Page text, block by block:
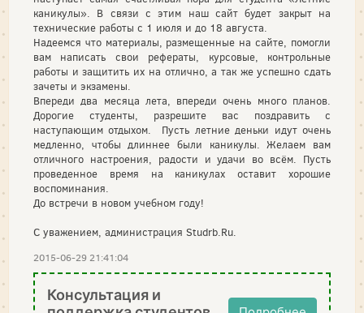
каникулы». В связи с этим наш сайт будет закрыт на
технические работы с 1 июля и до 18 августа.
Надеемся что материалы, размещенные на сайте, помогли
вам написать свои рефераты, курсовые, контрольные
работы и защитить их на отлично, а так же успешно сдать
зачеты и экзамены.
Впереди два месяца лета, впереди очень много планов.
Дорогие студенты, разрешите вас поздравить с
наступающим отдыхом. Пусть летние деньки идут очень
медленно, чтобы длиннее были каникулы. Желаем вам
отличного настроения, радости и удачи во всём. Пусть
проведенное время на каникулах оставит хорошие
воспоминания.
До встречи в новом учебном году!
С уважением, администрация Studrb.Ru.
2015-06-29 21:41:04
Консультация и